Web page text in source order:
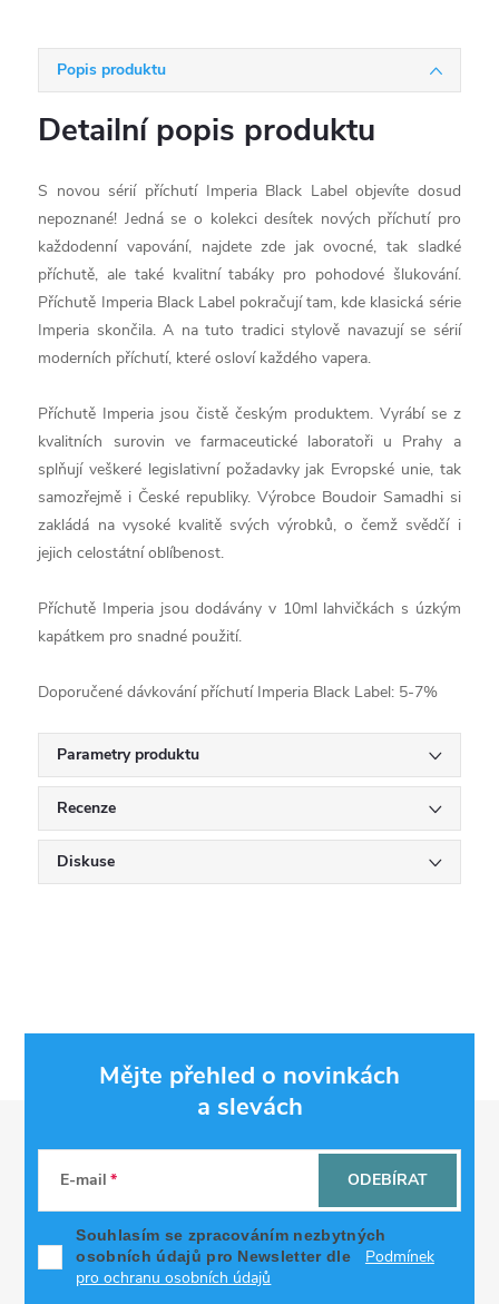
Popis produktu
Detailní popis produktu
S novou sérií příchutí Imperia Black Label objevíte dosud
nepoznané! Jedná se o kolekci desítek nových příchutí pro
každodenní vapování, najdete zde jak ovocné, tak sladké
příchutě, ale také kvalitní tabáky pro pohodové šlukování.
Příchutě Imperia Black Label pokračují tam, kde klasická série
Imperia skončila. A na tuto tradici stylově navazují se sérií
moderních příchutí, které osloví každého vapera.
Příchutě Imperia jsou čistě českým produktem. Vyrábí se z
kvalitních surovin ve farmaceutické laboratoři u Prahy a
splňují veškeré legislativní požadavky jak Evropské unie, tak
samozřejmě i České republiky. Výrobce Boudoir Samadhi si
zakládá na vysoké kvalitě svých výrobků, o čemž svědčí i
jejich celostátní oblíbenost.
Příchutě Imperia jsou dodávány v 10ml lahvičkách s úzkým
kapátkem pro snadné použití.
Doporučené dávkování příchutí Imperia Black Label: 5-7%
Parametry produktu
Recenze
Diskuse
Mějte přehled o novinkách
a slevách
E-mail
Souhlasím se zpracováním nezbytných
osobních údajů pro Newsletter dle
Podmínek
pro ochranu osobních údajů
ODEBÍRAT